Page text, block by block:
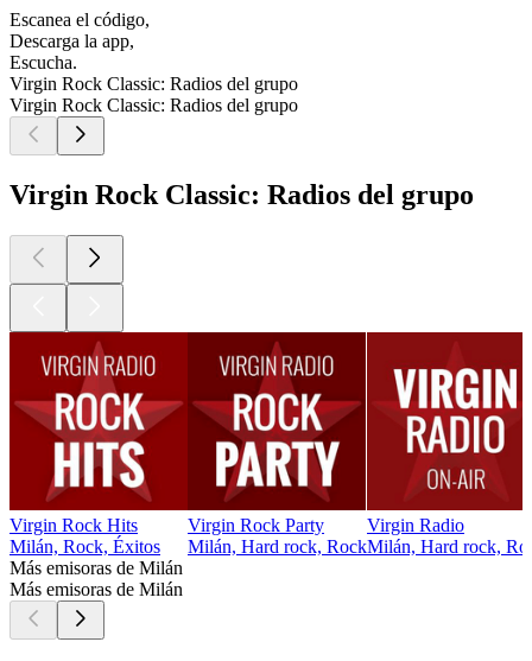
Escanea el código,
Descarga la app,
Escucha.
Virgin Rock Classic: Radios del grupo
Virgin Rock Classic: Radios del grupo
Virgin Rock Classic: Radios del grupo
Virgin Rock Hits
Milán, Rock, Éxitos
Virgin Rock Party
Milán, Hard rock, Rock
Virgin Radio
Milán, Hard rock,
Más emisoras de Milán
Más emisoras de Milán